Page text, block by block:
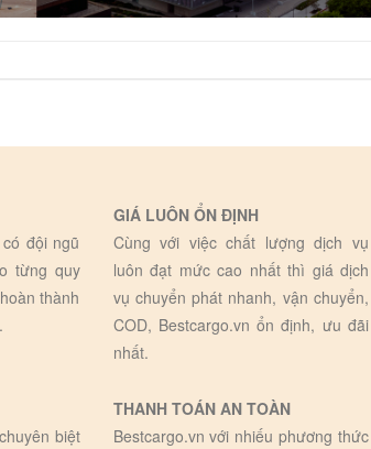
đội ngũ
từng quy
thành
GIÁ LUÔN ỔN ĐỊNH
Cùng với việc chất lượng dịch vụ
luôn đạt mức cao nhất thì giá dịch
vụ chuyển phát nhanh, vận chuyển,
COD, Bestcargo.vn ổn định, ưu đãi
nhất.
biệt
THANH TOÁN AN TOÀN
Bestcargo.vn với nhiếu phương thức